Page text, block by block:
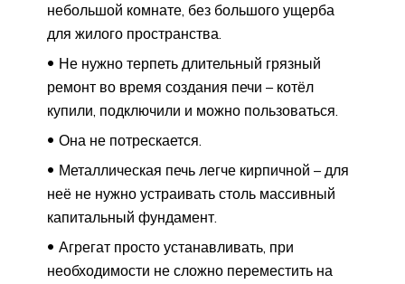
небольшой комнате, без большого ущерба
для жилого пространства.
Не нужно терпеть длительный грязный
ремонт во время создания печи – котёл
купили, подключили и можно пользоваться.
Она не потрескается.
Металлическая печь легче кирпичной – для
неё не нужно устраивать столь массивный
капитальный фундамент.
Агрегат просто устанавливать, при
необходимости не сложно переместить на